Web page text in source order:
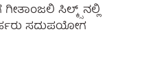
ಸಿಲ್ಕ್ಸ್ ನಲ್ಲಿ
ಸದುಪಯೋಗ